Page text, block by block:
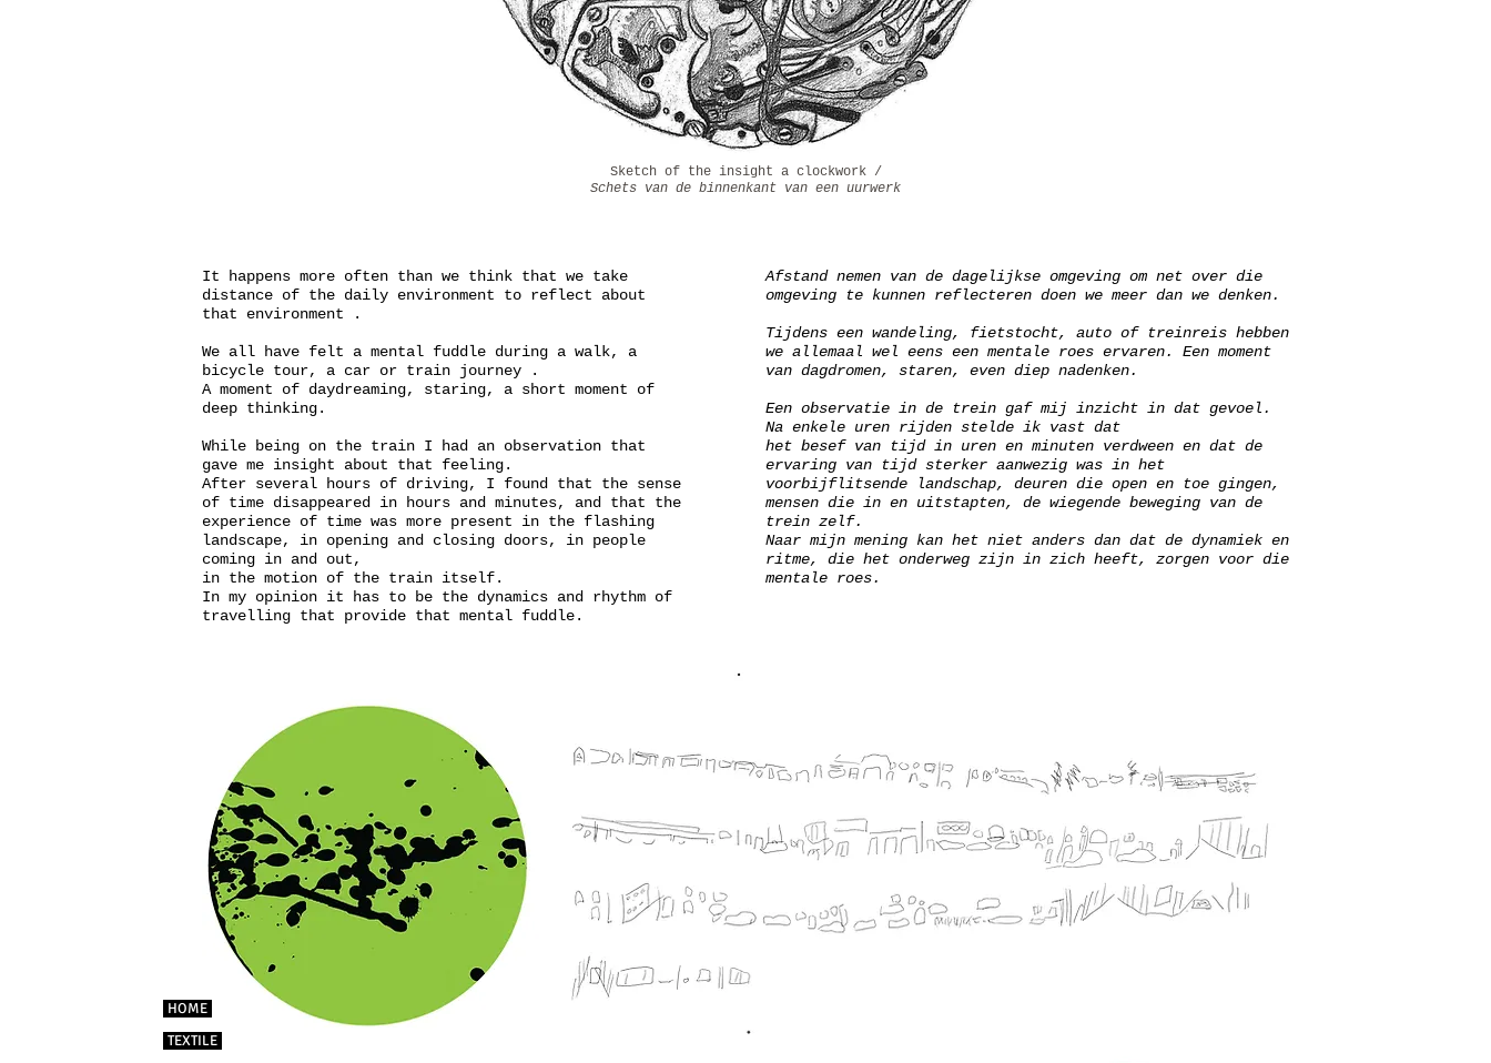
HOME
TEXTILE
It happens more often than we think that we take
distance of the daily environment to reflect about
that environment .
We all have felt a mental fuddle during a walk, a
bicycle tour, a car or train journey .
A moment of daydreaming, staring, a short moment of
deep thinking.
While being on the train I had an observation that
gave me insight about that feeling.
After several hours of driving, I found that the sense
of time disappeared in hours and minutes, and that the
experience of time was more present in the flashing
landscape, in opening and closing doors, in people
coming in and out,
in the motion of the train itself.
In my opinion it has to be the dynamics and rhythm of
travelling that provide that mental fuddle.
Sketch of the insight a clockwork /
Schets van de binnenkant van een uurwerk
Afstand nemen van de dagelijkse omgeving om net over die
omgeving te kunnen reflecteren doen we meer dan we denken.
Tijdens een wandeling, fietstocht, auto of treinreis hebben
we allemaal wel eens een mentale roes ervaren. Een moment
van dagdromen, staren, even diep nadenken.
Een observatie in de trein gaf mij inzicht in dat gevoel.
Na enkele uren rijden stelde ik vast dat
het besef van tijd in uren en minuten verdween en dat de
ervaring van tijd sterker aanwezig was in het
voorbijflitsende landschap, deuren die open en toe gingen,
mensen die in en uitstapten, de wiegende beweging van de
trein zelf.
Naar mijn mening kan het niet anders dan dat de dynamiek en
ritme, die het onderweg zijn in zich heeft, zorgen voor die
mentale roes.